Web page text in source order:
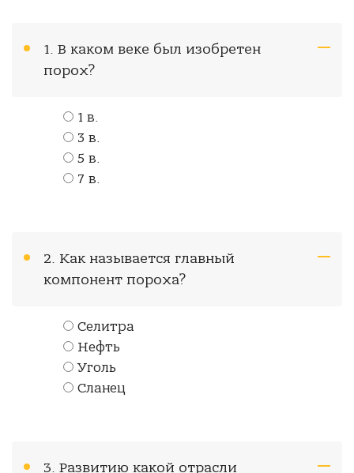
1. В каком веке был изобретен
порох?
1 в.
3 в.
5 в.
7 в.
2. Как называется главный
компонент пороха?
Селитра
Нефть
Уголь
Сланец
3. Развитию какой отрасли